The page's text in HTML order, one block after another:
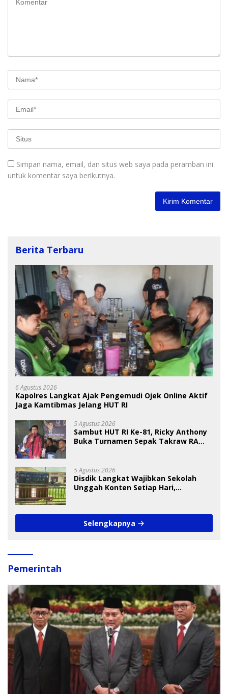
Simpan nama, email, dan situs web saya pada peramban ini
untuk komentar saya berikutnya.
Berita Terbaru
6 Agustus 2026
Kapolres Langkat Ajak Pengemudi Ojek Online Aktif
Jaga Kamtibmas Jelang HUT RI
5 Agustus 2026
Sambut HUT RI Ke-81, Ricky Anthony
Buka Turnamen Sepak Takraw RA
5 Agustus 2026
Disdik Langkat Wajibkan Sekolah
Unggah Konten Setiap Hari,
Selengkapnya
Pemerintah